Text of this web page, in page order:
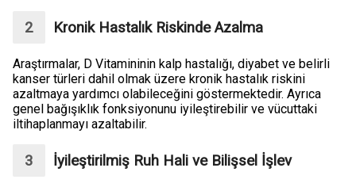
Kronik Hastalık Riskinde Azalma
Araştırmalar, D Vitamininin kalp hastalığı, diyabet ve belirli
kanser türleri dahil olmak üzere kronik hastalık riskini
azaltmaya yardımcı olabileceğini göstermektedir. Ayrıca
genel bağışıklık fonksiyonunu iyileştirebilir ve vücuttaki
iltihaplanmayı azaltabilir.
İyileştirilmiş Ruh Hali ve Bilişsel İşlev